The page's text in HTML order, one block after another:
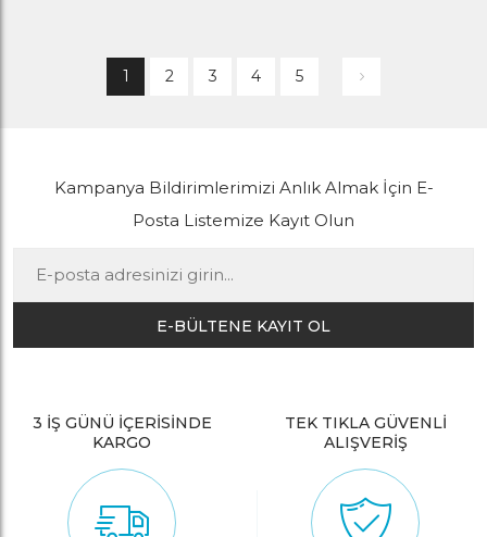
1 2 3 4 5
Kampanya Bildirimlerimizi Anlık Almak İçin E-
Posta Listemize Kayıt Olun
E-BÜLTENE KAYIT OL
3 İŞ GÜNÜ İÇERİSİNDE
KARGO
TEK TIKLA GÜVENLİ
ALIŞVERİŞ